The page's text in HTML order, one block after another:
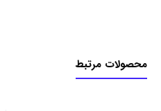
محصولات مرتبط